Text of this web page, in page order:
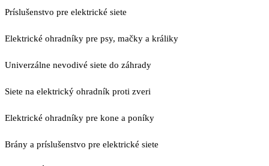
Príslušenstvo pre elektrické siete
Elektrické ohradníky pre psy, mačky a králiky
Univerzálne nevodivé siete do záhrady
Siete na elektrický ohradník proti zveri
Elektrické ohradníky pre kone a poníky
Brány a príslušenstvo pre elektrické siete